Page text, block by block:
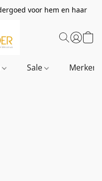
voor hem en haar
Sale Merken